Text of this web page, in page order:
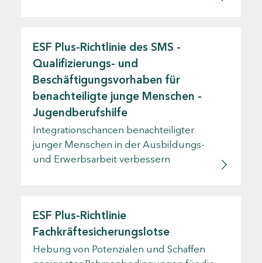
ESF Plus-Richtlinie des SMS -
Qualifizierungs- und
Beschäftigungsvorhaben für
benachteiligte junge Menschen -
Jugendberufshilfe
Integrationschancen benachteiligter
junger Menschen in der Ausbildungs-
und Erwerbsarbeit verbessern
ESF Plus-Richtlinie
Fachkräftesicherungslotse
Hebung von Potenzialen und Schaffen